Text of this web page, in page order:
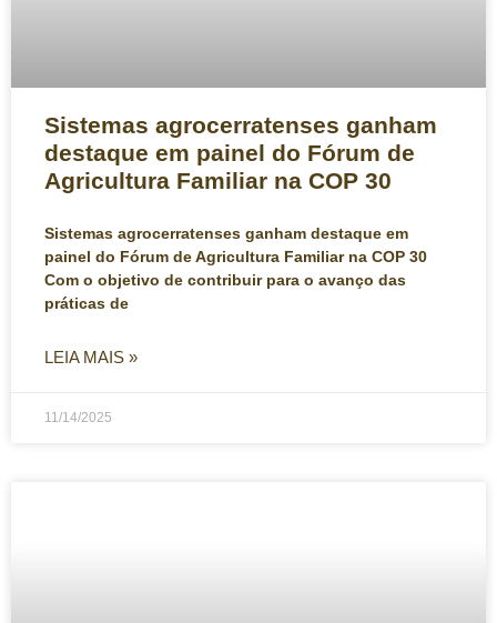
Sistemas agrocerratenses ganham
destaque em painel do Fórum de
Agricultura Familiar na COP 30
Sistemas agrocerratenses ganham destaque em
painel do Fórum de Agricultura Familiar na COP 30
Com o objetivo de contribuir para o avanço das
práticas de
LEIA MAIS »
11/14/2025